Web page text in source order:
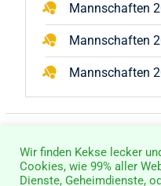
Mannschaften
Mannschaften
Mannschaften
Wir finden Kekse lecker
Cookies, wie 99% aller
Dienste, Geheimdienste,